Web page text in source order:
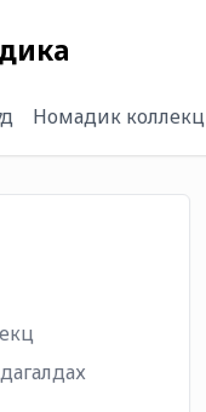
Номадик коллекц